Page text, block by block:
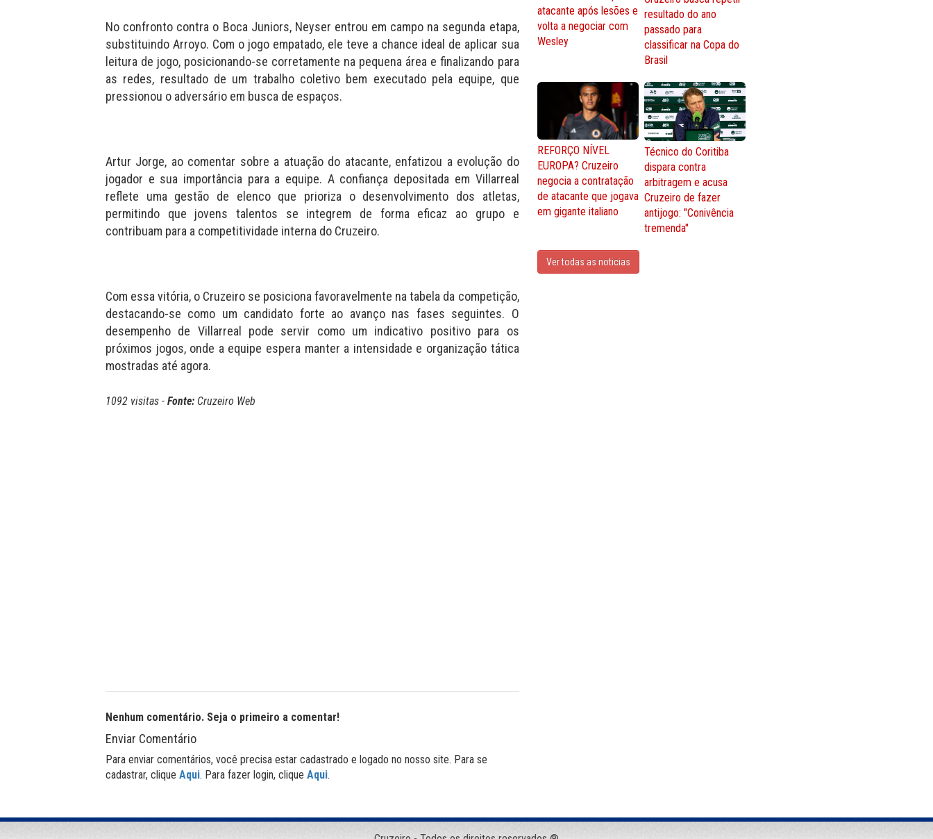
No confronto contra o Boca Juniors, Neyser entrou em campo na segunda etapa,
substituindo Arroyo. Com o jogo empatado, ele teve a chance ideal de aplicar sua
leitura de jogo, posicionando-se corretamente na pequena área e finalizando para
as redes, resultado de um trabalho coletivo bem executado pela equipe, que
pressionou o adversário em busca de espaços.
Artur Jorge, ao comentar sobre a atuação do atacante, enfatizou a evolução do
jogador e sua importância para a equipe. A confiança depositada em Villarreal
reflete uma gestão de elenco que prioriza o desenvolvimento dos atletas,
permitindo que jovens talentos se integrem de forma eficaz ao grupo e
contribuam para a competitividade interna do Cruzeiro.
Com essa vitória, o Cruzeiro se posiciona favoravelmente na tabela da competição,
destacando-se como um candidato forte ao avanço nas fases seguintes. O
desempenho de Villarreal pode servir como um indicativo positivo para os
próximos jogos, onde a equipe espera manter a intensidade e organização tática
mostradas até agora.
1092 visitas - Fonte: Cruzeiro Web
Nenhum comentário. Seja o primeiro a comentar!
Enviar Comentário
Para enviar comentários, você precisa estar cadastrado e logado no nosso site. Para se
cadastrar, clique Aqui. Para fazer login, clique Aqui.
atacante após lesões e
volta a negociar com
Wesley
resultado do ano
passado para
classificar na Copa do
Brasil
REFORÇO NÍVEL
EUROPA? Cruzeiro
negocia a contratação
de atacante que jogava
em gigante italiano
Técnico do Coritiba
dispara contra
arbitragem e acusa
Cruzeiro de fazer
antijogo: "Conivência
tremenda"
Ver todas as noticias